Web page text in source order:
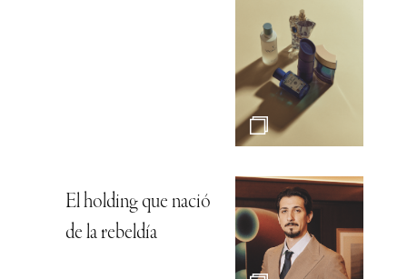
El holding que nació
de la rebeldía